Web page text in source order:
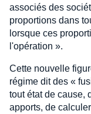
associés des
proportions dans
lorsque ces
l'opération ».
Cette nouvelle
régime dit des «
tout état de cause,
apports, de